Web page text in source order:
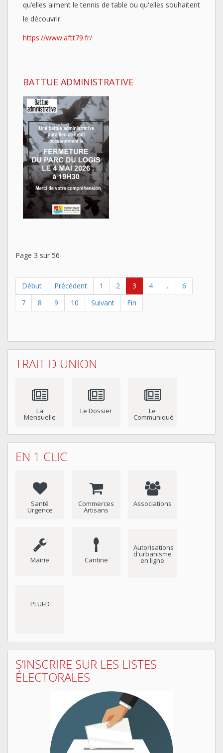
qu’elles aiment le tennis de table ou qu'elles souhaitent
le découvrir.
https://www.aftt79.fr/
BATTUE ADMINISTRATIVE
Page 3 sur 56
Début Précédent 1 2 3 4 ...
6
7
8 9 10 Suivant Fin
TRAIT D UNION
La
Mensuelle
Le Dossier Le
Communiqué
EN 1 CLIC
Santé
Urgence
Commerces
Artisans
Associations
Mairie Cantine
Autorisations
d'urbanisme
en ligne
PLUI-D
S’INSCRIRE SUR LES LISTES
ÉLECTORALES